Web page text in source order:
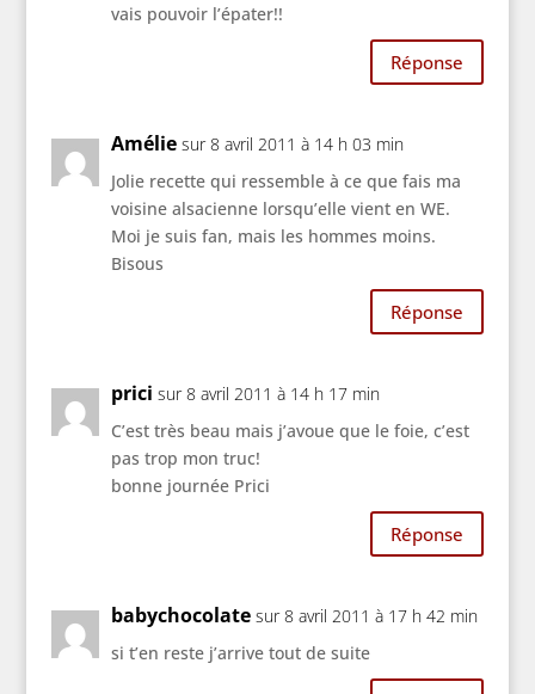
vais pouvoir l’épater!!
Réponse
Amélie sur 8 avril 2011 à 14 h 03 min
Jolie recette qui ressemble à ce que fais ma
voisine alsacienne lorsqu’elle vient en WE.
Moi je suis fan, mais les hommes moins.
Bisous
Réponse
prici sur 8 avril 2011 à 14 h 17 min
C’est très beau mais j’avoue que le foie, c’est
pas trop mon truc!
bonne journée Prici
Réponse
babychocolate sur 8 avril 2011 à 17 h 42 min
si t’en reste j’arrive tout de suite